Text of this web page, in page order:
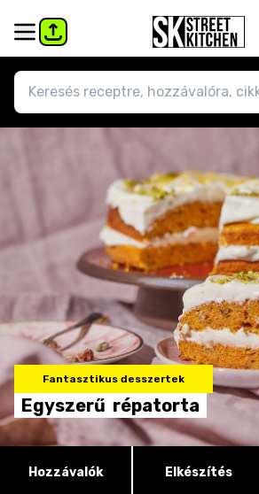
Fantasztikus desszertek
Egyszerű répatorta
Hozzávalók Elkészítés